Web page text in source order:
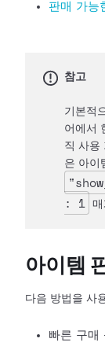
판매 가능
참고
기본적
어에서
직 사용
은 아이
: 1
아이템
다음 방법을 사
빠른 구매